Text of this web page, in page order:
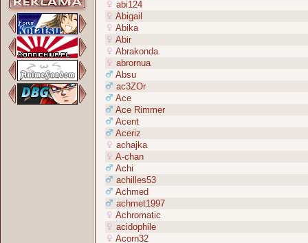
abi124
Abigail
Abika
Abir
Abrakonda
abrornua
Absu
ac3ZOr
Ace
Ace Rimmer
Acent
Aceriz
achajka
A-chan
Achi
achilles53
Achmed
achmet1997
Achromatic
acidophile
Acorn32